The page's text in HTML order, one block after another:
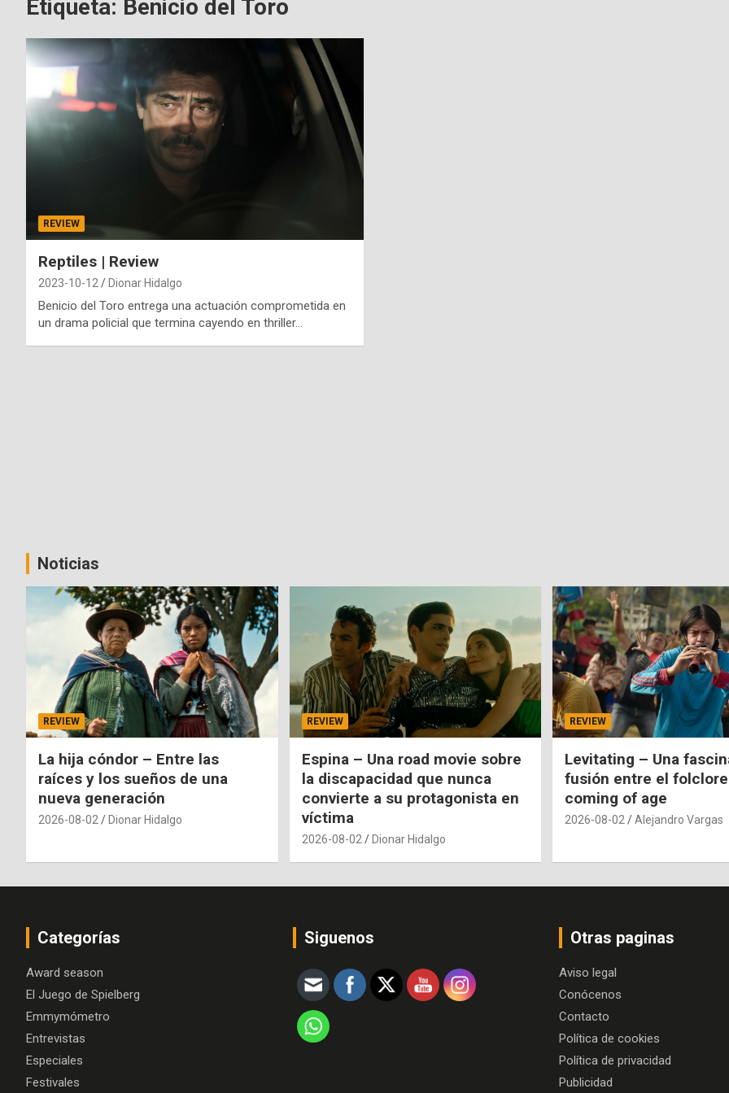
Etiqueta: Benicio del Toro
REVIEW
Reptiles | Review
2023-10-12 Dionar Hidalgo
Benicio del Toro entrega una actuación comprometida en
un drama policial que termina cayendo en thriller…
Noticias
REVIEW
La hija cóndor – Entre las
raíces y los sueños de una
nueva generación
2026-08-02 Dionar Hidalgo
REVIEW
Espina – Una road movie sobre
la discapacidad que nunca
convierte a su protagonista en
víctima
2026-08-02 Dionar Hidalgo
REVIEW
Levitating – Una
fusión entre el
coming of age
2026-08-02 Alejandro Vargas
Categorías
Award season
El Juego de Spielberg
Emmymómetro
Entrevistas
Especiales
Festivales
Siguenos Otras paginas
Aviso legal
Conócenos
Contacto
Política de cookies
Política de privacidad
Publicidad